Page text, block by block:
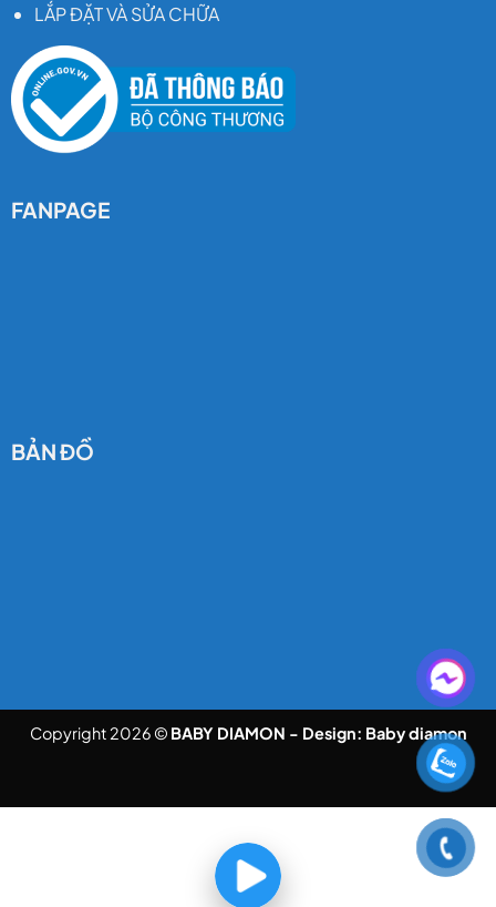
LẮP ĐẶT VÀ SỬA CHỮA
FANPAGE
BẢN ĐỒ
Copyright 2026 © BABY DIAMON - Design: Baby diamon